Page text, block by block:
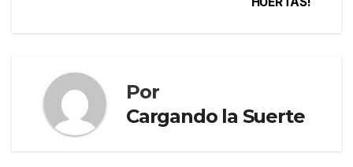
Por
Cargando la Suerte